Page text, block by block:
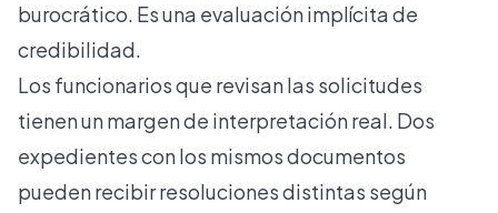
burocrático. Es una evaluación implícita de
credibilidad.
Los funcionarios que revisan las solicitudes
tienen un margen de interpretación real. Dos
expedientes con los mismos documentos
pueden recibir resoluciones distintas según